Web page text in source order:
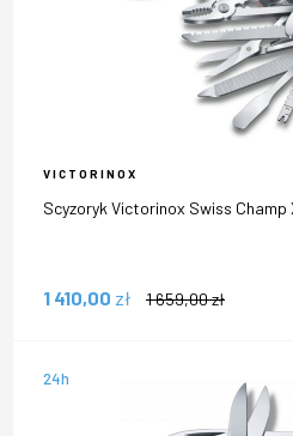
VICTORINOX
Scyzoryk Victorinox Swiss Champ
1 410,00 zł 1 659,00zł
24h